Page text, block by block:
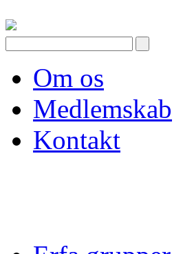
to
content
Om os
Medlemskab
Kontakt